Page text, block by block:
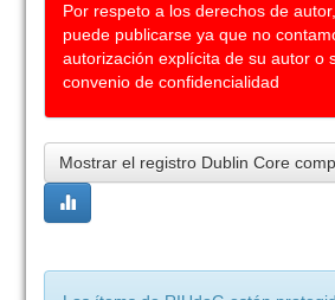
Por respeto a los derechos de
puede publicarse ya que no
autorización explícita de su autor o
convenio de confidencialidad
Mostrar el registro Dublin Core